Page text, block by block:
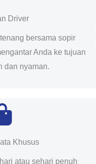
Driver
bersama sopir
Anda ke tujuan
dan nyaman.
Khusus
atau sehari penuh